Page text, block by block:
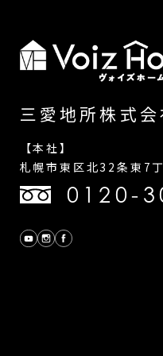
三愛地所株式会
【本社】
札幌市東区北32条東7
0120-